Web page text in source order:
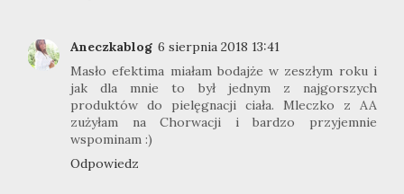
Aneczkablog 6 sierpnia 2018 13:41
Masło efektima miałam bodajże w zeszłym roku i
jak dla mnie to był jednym z najgorszych
produktów do pielęgnacji ciała. Mleczko z AA
zużyłam na Chorwacji i bardzo przyjemnie
wspominam :)
Odpowiedz